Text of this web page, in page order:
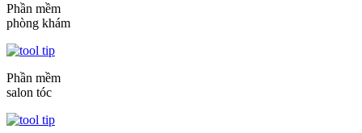
Phần mềm
phòng khám
Phần mềm
salon tóc